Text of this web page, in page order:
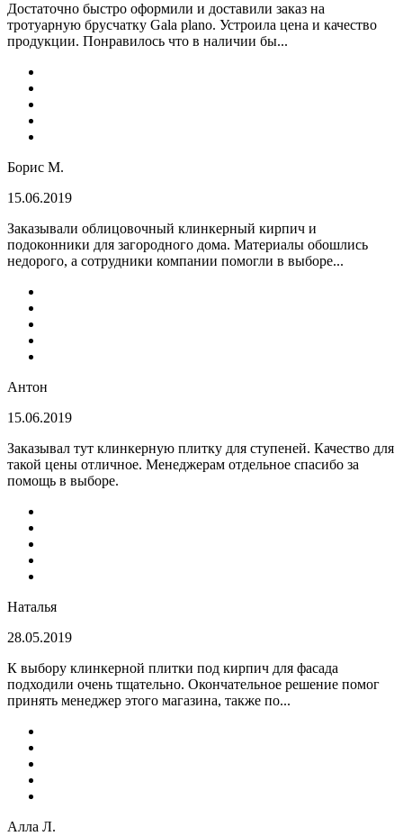
Достаточно быстро оформили и доставили заказ на
тротуарную брусчатку Gala plano. Устроила цена и качество
продукции. Понравилось что в наличии бы...
Борис М.
15.06.2019
Заказывали облицовочный клинкерный кирпич и
подоконники для загородного дома. Материалы обошлись
недорого, а сотрудники компании помогли в выборе...
Антон
15.06.2019
Заказывал тут клинкерную плитку для ступеней. Качество для
такой цены отличное. Менеджерам отдельное спасибо за
помощь в выборе.
Наталья
28.05.2019
К выбору клинкерной плитки под кирпич для фасада
подходили очень тщательно. Окончательное решение помог
принять менеджер этого магазина, также по...
Алла Л.